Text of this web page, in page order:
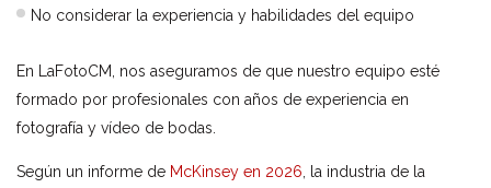
No considerar la experiencia y habilidades del equipo
En LaFotoCM, nos aseguramos de que nuestro equipo esté
formado por profesionales con años de experiencia en
fotografía y vídeo de bodas.
Según un informe de McKinsey en 2026 , la industria de la